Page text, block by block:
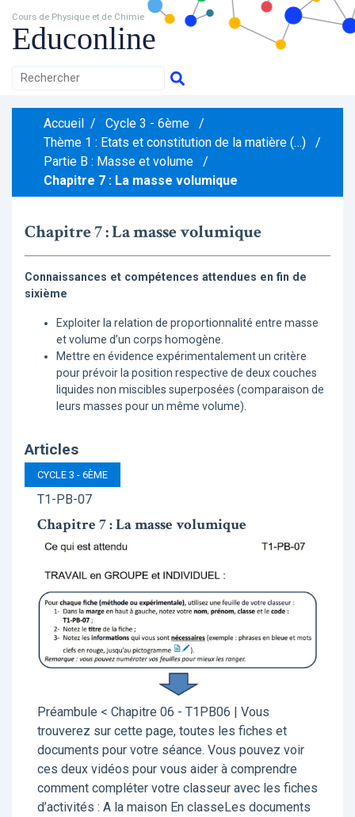
Cours de Physique et de Chimie
Educonline
Accueil / Cycle 3 - 6ème
/
Thème 1 : Etats et constitution de la matière (…)
/
Partie B : Masse et volume
/
Chapitre 7 : La masse volumique
Chapitre 7 : La masse volumique
Connaissances et compétences attendues en fin de
sixième
Exploiter la relation de proportionnalité entre masse
et volume d’un corps homogène.
Mettre en évidence expérimentalement un critère
pour prévoir la position respective de deux couches
liquides non miscibles superposées (comparaison de
leurs masses pour un même volume).
Articles
CYCLE 3 - 6ÈME
T1-PB-07
Chapitre 7 : La masse volumique
Préambule < Chapitre 06 - T1PB06 | Vous
trouverez sur cette page, toutes les fiches et
documents pour votre séance. Vous pouvez voir
ces deux vidéos pour vous aider à comprendre
comment compléter votre classeur avec les fiches
d’activités : A la maison En classeLes documents